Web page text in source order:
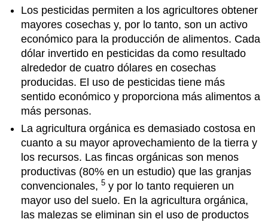
Los pesticidas permiten a los agricultores obtener
mayores cosechas y, por lo tanto, son un activo
económico para la producción de alimentos. Cada
dólar invertido en pesticidas da como resultado
alrededor de cuatro dólares en cosechas
producidas. El uso de pesticidas tiene más
sentido económico y proporciona más alimentos a
más personas.
La agricultura orgánica es demasiado costosa en
cuanto a su mayor aprovechamiento de la tierra y
los recursos. Las fincas orgánicas son menos
productivas (80% en un estudio) que las granjas
convencionales,5 y por lo tanto requieren un
mayor uso del suelo. En la agricultura orgánica,
las malezas se eliminan sin el uso de productos